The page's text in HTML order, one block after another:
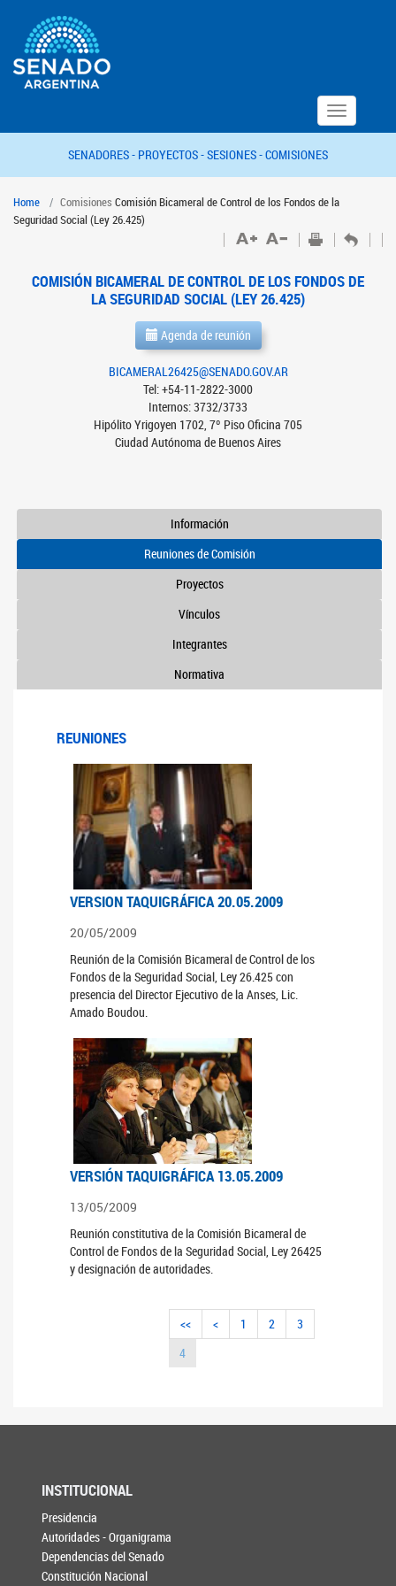
Toggle
navigation
SENADORES - PROYECTOS -SESIONES -COMISIONES
Home Comisiones Comisión Bicameral de Control de los Fondos de la
Seguridad Social (Ley 26.425)
COMISIÓN BICAMERAL DE CONTROL DE LOS FONDOS DE
LA SEGURIDAD SOCIAL (LEY 26.425)
Agenda de reunión
BICAMERAL26425@SENADO.GOV.AR
Tel: +54-11-2822-3000
Internos: 3732/3733
Hipólito Yrigoyen 1702, 7º Piso Oficina 705
Ciudad Autónoma de Buenos Aires
Información
Reuniones de Comisión
Proyectos
Vínculos
Integrantes
Normativa
REUNIONES
VERSION TAQUIGRÁFICA 20.05.2009
20/05/2009
Reunión de la Comisión Bicameral de Control de los
Fondos de la Seguridad Social, Ley 26.425 con
presencia del Director Ejecutivo de la Anses, Lic.
Amado Boudou.
VERSIÓN TAQUIGRÁFICA 13.05.2009
13/05/2009
Reunión constitutiva de la Comisión Bicameral de
Control de Fondos de la Seguridad Social, Ley 26425
y designación de autoridades.
<< < 1 2
3
4
INSTITUCIONAL
Presidencia
Autoridades - Organigrama
Dependencias del Senado
Constitución Nacional